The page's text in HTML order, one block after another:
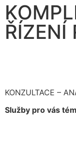
ŘÍZENÍ
KONZULTACE –
Služby pro vás